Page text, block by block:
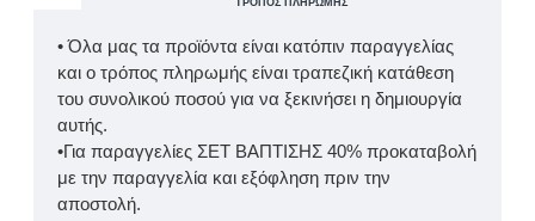
ΤΡΌΠΟΣ ΠΛΗΡΩΜΉΣ
• Όλα μας τα προϊόντα είναι κατόπιν παραγγελίας
και ο τρόπος πληρωμής είναι τραπεζική κατάθεση
του συνολικού ποσού για να ξεκινήσει η δημιουργία
αυτής.
•Για παραγγελίες ΣΕΤ ΒΑΠΤΙΣΗΣ 40% προκαταβολή
με την παραγγελία και εξόφληση πριν την
αποστολή.